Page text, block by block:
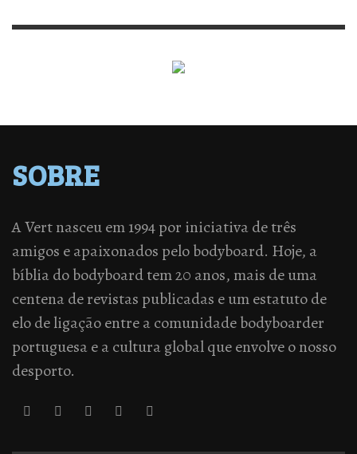
SOBRE
A Vert nasceu em 1994 por iniciativa de três
amigos e apaixonados pelo bodyboard. Hoje, a
bíblia do bodyboard tem 20 anos, mais de uma
centena de revistas publicadas e um estatuto de
elo de ligação entre a comunidade bodyboarder
portuguesa e a cultura global que envolve o nosso
desporto.